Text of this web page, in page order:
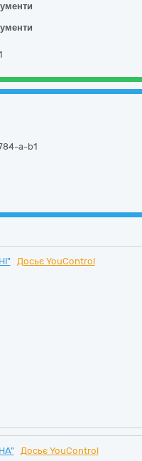
a-b1
Досьє YouControl
Досьє YouControl